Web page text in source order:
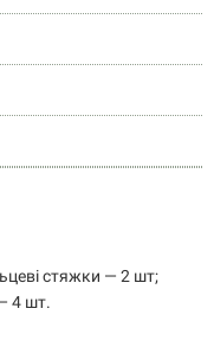
стяжки — 2 шт;
4 шт.